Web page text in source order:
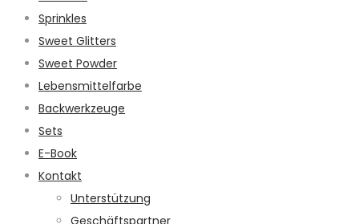
Sprinkles
Sweet Glitters
Sweet Powder
Lebensmittelfarbe
Backwerkzeuge
Sets
E-Book
Kontakt
Unterstützung
Geschäftspartner